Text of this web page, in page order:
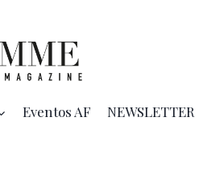
Eventos AF NEWSLETTER